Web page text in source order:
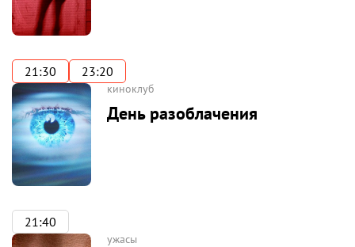
21:30 23:20
киноклуб
День разоблачения
21:40
ужасы